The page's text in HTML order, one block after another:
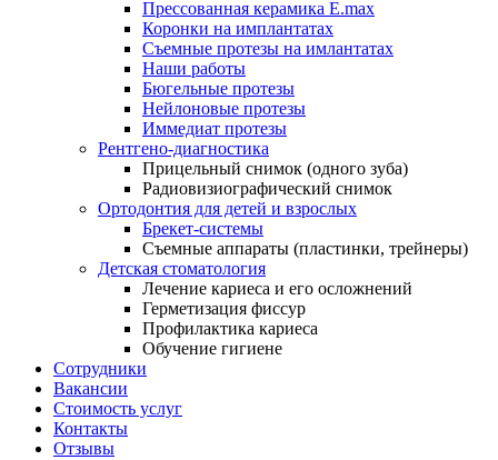
Прессованная керамика E.max
Коронки на имплантатах
Съемные протезы на имлантатах
Наши работы
Бюгельные протезы
Нейлоновые протезы
Иммедиат протезы
Рентгено-диагностика
Прицельный снимок (одного зуба)
Радиовизиографический снимок
Ортодонтия для детей и взрослых
Брекет-системы
Съемные аппараты (пластинки, трейнеры)
Детская стоматология
Лечение кариеса и его осложнений
Герметизация фиссур
Профилактика кариеса
Обучение гигиене
Сотрудники
Вакансии
Стоимость услуг
Контакты
Отзывы